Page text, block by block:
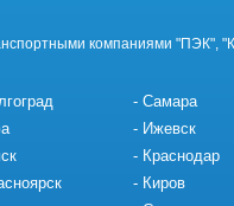
компаниями "ПЭК",
Самара
Ижевск
Краснодар
Киров